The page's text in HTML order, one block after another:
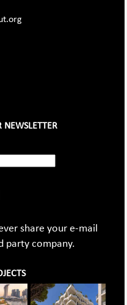
NEWSLETTER
share your e-mail
party company.